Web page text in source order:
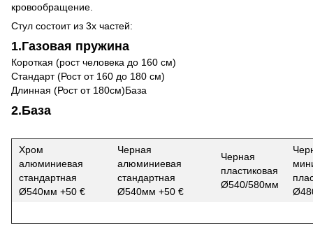
кровообращение.
Стул состоит из 3х частей:
1.Газовая пружина
Короткая (рост человека до 160 см)
Стандарт (Рост от 160 до 180 см)
Длинная (Рост от 180см)База
2.База
Хром
алюминиевая
стандартная
Ø540мм +50 €
Черная
алюминиевая
стандартная
Ø540мм +50 €
Черная
пластиковая
Ø540/580мм